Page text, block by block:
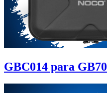
GBC014 para GB70